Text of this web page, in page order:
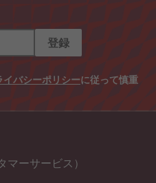
登録
イバシーポリシーに従って慎重
ーサービス）